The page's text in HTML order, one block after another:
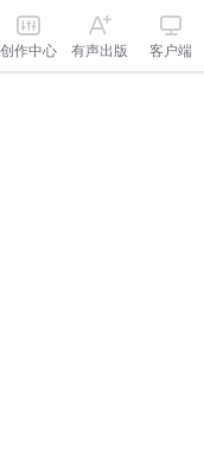
创作中心 有声出版 客户端